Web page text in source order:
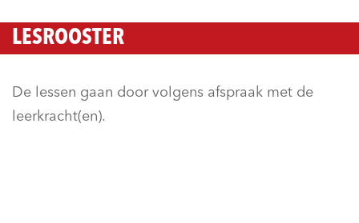
LESROOSTER
De lessen gaan door volgens afspraak met de
leerkracht(en).